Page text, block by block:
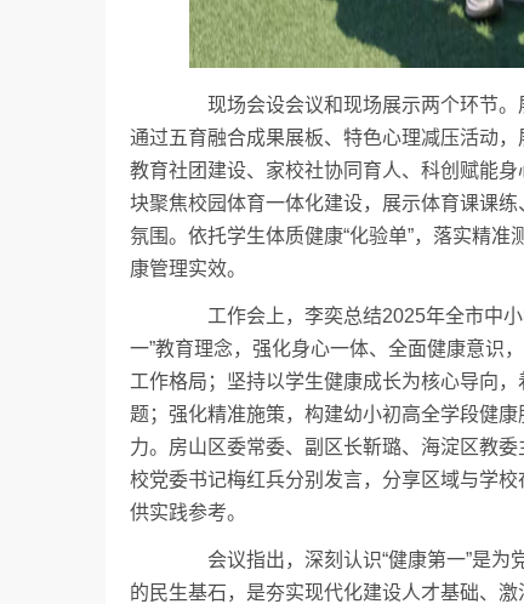
现场会设会议和现场展示两个环节。展
通过五育融合成果展板、特色心理减压活动
教育社团建设、家校社协同育人、科创赋能
块聚焦校园体育一体化建设，展示体育课课
氛围。依托学生体质健康“化验单”，落实精
康管理实效。
工作会上，李奕总结2025年全市中小
一”教育理念，强化身心一体、全面健康意识
工作格局；坚持以学生健康成长为核心导向
题；强化精准施策，构建幼小初高全学段健
力。房山区委常委、副区长靳璐、海淀区教
校党委书记梅红兵分别发言，分享区域与学
供实践参考。
会议指出，深刻认识“健康第一”是为
的民生基石，是夯实现代化建设人才基础、